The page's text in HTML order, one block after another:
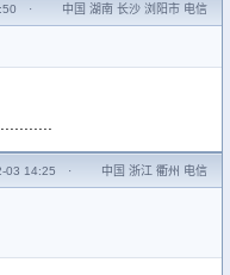
· 中国 湖南 长沙 浏阳市 电信
03 14:25 · 中国 浙江 衢州 电信